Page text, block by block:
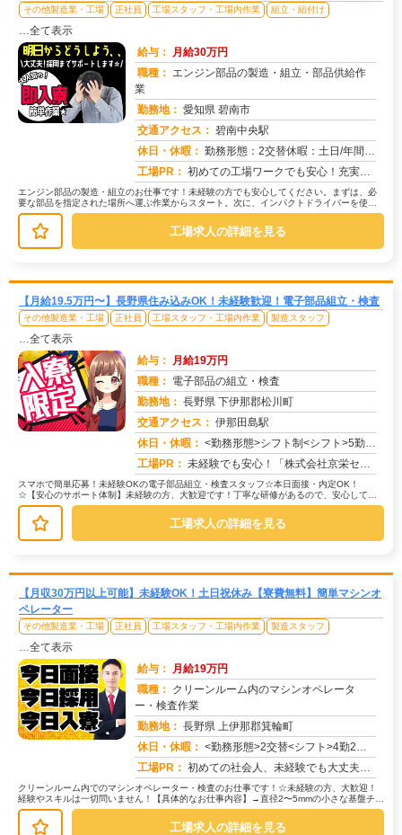
その他製造業・工場 正社員 工場スタッフ・工場内作業 組立・組付け
…全て表示
給与： 月給30万円
職種： エンジン部品の製造・組立・部品供給作
業
勤務地： 愛知県 碧南市
交通アクセス： 碧南中央駅
休日・休暇： 勤務形態：2交替休暇：土日/年間休日121日・GW・夏季・年末年始などの長期休暇取得可能
工場PR： 初めての工場ワークでも安心！充実の研修制度と寮完備で、新しい一歩を踏み出せます。→ 寮費は無料！敷金・礼金・仲介手...
エンジン部品の製造・組立のお仕事です！未経験の方でも安心してください。まずは、必
要な部品を指定された場所へ運ぶ作業からスタート。次に、インパクトドライバーを使っ
てエンジン部品の組立作業を行います...
工場求人の詳細を見る
【月給19.5万円〜】長野県住み込みOK！未経験歓迎！電子部品組立・検査
その他製造業・工場 正社員 工場スタッフ・工場内作業 製造スタッフ
…全て表示
給与： 月給19万円
職種： 電子部品の組立・検査
勤務地： 長野県 下伊那郡松川町
交通アクセス： 伊那田島駅
休日・休暇： <勤務形態>シフト制<シフト>5勤2休<休日>土日祝日
工場PR： 未経験でも安心！「株式会社京栄センター」で新しい一歩を踏み出してみませんか？☆充実のサポート体制☆・未経験者多数活...
スマホで簡単応募！未経験OKの電子部品組立・検査スタッフ☆本日面接・内定OK！
☆【安心のサポート体制】未経験の方、大歓迎です！丁寧な研修があるので、安心してス
タートできます。【具体的な仕事内容】...
工場求人の詳細を見る
【月収30万円以上可能】未経験OK！土日祝休み【寮費無料】簡単マシンオ
ペレーター
その他製造業・工場 正社員 工場スタッフ・工場内作業 製造スタッフ
…全て表示
給与： 月給19万円
職種： クリーンルーム内のマシンオペレータ
ー・検査作業
勤務地： 長野県 上伊那郡箕輪町
休日・休暇： <勤務形態>2交替<シフト>4勤2休<休日>土日祝
工場PR： 初めての社会人、未経験でも大丈夫！株式会社京栄センターで安心スタートしませんか？☆家具・家電付きのワンルーム寮が初...
クリーンルーム内でのマシンオペレーター・検査のお仕事です！☆未経験の方、大歓迎！
経験やスキルは一切問いません！【具体的なお仕事内容】→直径2〜5mmの小さな基盤チッ
プを機械にセットする作業→機械...
工場求人の詳細を見る